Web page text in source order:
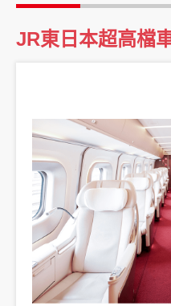
創造旅遊
JR東日本超高檔